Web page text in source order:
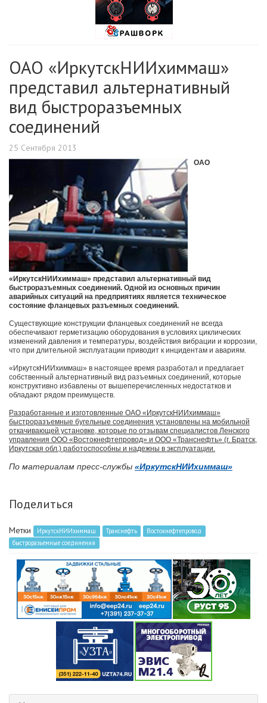
ОАО «ИркутскНИИхиммаш»
представил альтернативный
вид быстроразъемных
соединений
25 Сентября 2013
ОАО
«ИркутскНИИхиммаш» представил альтернативный вид
быстроразъемных соединений. Одной из основных причин
аварийных ситуаций на предприятиях является техническое
состояние фланцевых разъемных соединений.
Существующие конструкции фланцевых соединений не всегда
обеспечивают герметизацию оборудования в условиях циклических
изменений давления и температуры, воздействия вибрации и коррозии,
что при длительной эксплуатации приводит к инцидентам и авариям.
«ИркутскНИИхиммаш» в настоящее время разработал и предлагает
собственный альтернативный вид разъемных соединений, которые
конструктивно избавлены от вышеперечисленных недостатков и
обладают рядом преимуществ.
Разработанные и изготовленные ОАО «ИркутскНИИхиммаш»
быстроразъемные бугельные соединения установлены на мобильной
откачивающей установке, которые по отзывам специалистов Ленского
управления ООО «Востокнефтепровод» и ООО «Транснефть» (г. Братск,
Иркутская обл.) работоспособны и надежны в эксплуатации.
По материалам пресс-службы «ИркутскНИИхиммаш»
Поделиться
Метки ИркутскНИИхиммаш Транснефть
Востокнефтепровод
быстроразьемные соединения